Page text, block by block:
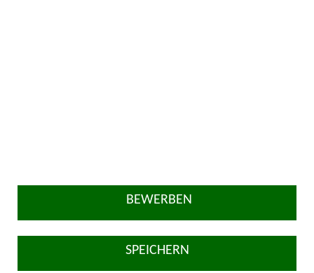
BEWERBEN
SPEICHERN